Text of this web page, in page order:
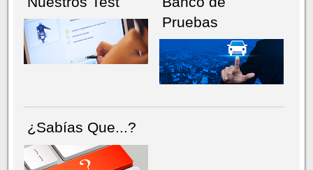
Pruebas
¿Sabías Que...?